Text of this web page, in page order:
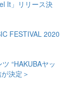
It」リリース決
FESTIVAL 2020
“HAKUBAヤッ
決定＞